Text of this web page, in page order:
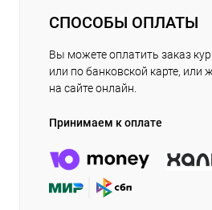
СПОСОБЫ ОПЛАТЫ
Вы можете оплатить заказ
или по банковской карте, или
на сайте онлайн.
Принимаем к оплате